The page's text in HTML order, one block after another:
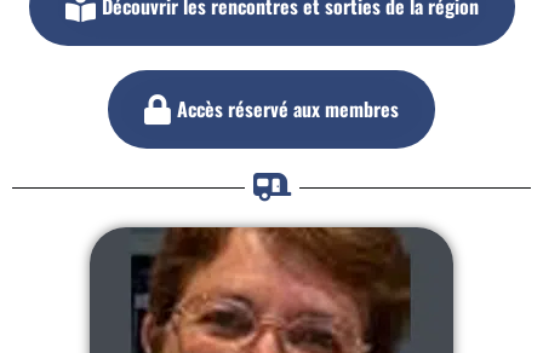
Découvrir les rencontres et sorties de la région
Accès réservé aux membres